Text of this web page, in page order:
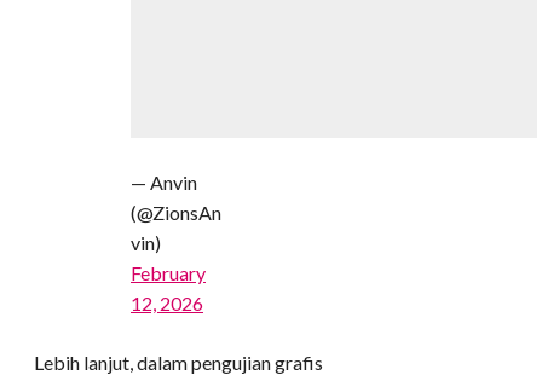
— Anvin
(@ZionsAn
vin)
February
12, 2026
Lebih lanjut, dalam pengujian grafis